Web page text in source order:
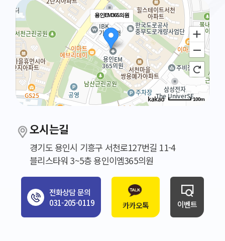
용인EM365의원
100m
오시는길
경기도 용인시 기흥구 서천로127번길 11-4
블리스타워 3~5층 용인이엠365의원
전화상담 문의
031-205-0119
카카오톡 이벤트